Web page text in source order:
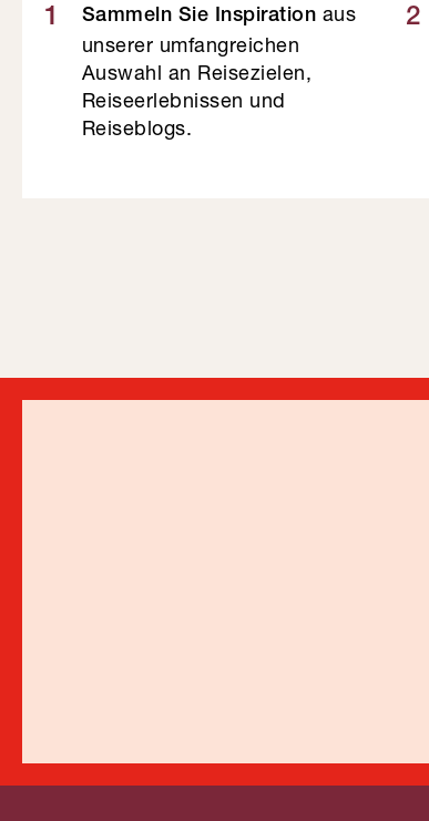
1 Sammeln Sie Inspiration aus
unserer umfangreichen
Auswahl an Reisezielen,
Reiseerlebnissen und
Reiseblogs.
2